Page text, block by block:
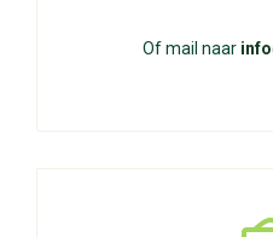
Of mail naar